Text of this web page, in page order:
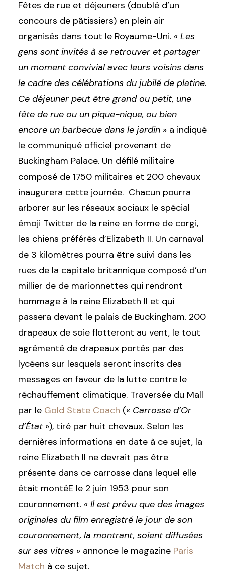
Fêtes de rue et déjeuners (doublé d’un
concours de pâtissiers) en plein air
organisés dans tout le Royaume-Uni. « Les
gens sont invités à se retrouver et partager
un moment convivial avec leurs voisins dans
le cadre des célébrations du jubilé de platine.
Ce déjeuner peut être grand ou petit, une
fête de rue ou un pique-nique, ou bien
encore un barbecue dans le jardin » a indiqué
le communiqué officiel provenant de
Buckingham Palace. Un défilé militaire
composé de 1750 militaires et 200 chevaux
inaugurera cette journée. Chacun pourra
arborer sur les réseaux sociaux le spécial
émoji Twitter de la reine en forme de corgi,
les chiens préférés d’Elizabeth II. Un carnaval
de 3 kilomètres pourra être suivi dans les
rues de la capitale britannique composé d’un
millier de de marionnettes qui rendront
hommage à la reine Elizabeth II et qui
passera devant le palais de Buckingham. 200
drapeaux de soie flotteront au vent, le tout
agrémenté de drapeaux portés par des
lycéens sur lesquels seront inscrits des
messages en faveur de la lutte contre le
réchauffement climatique. Traversée du Mall
par le Gold State Coach (« Carrosse d’Or
d’État »), tiré par huit chevaux. Selon les
dernières informations en date à ce sujet, la
reine Elizabeth II ne devrait pas être
présente dans ce carrosse dans lequel elle
était montéE le 2 juin 1953 pour son
couronnement. « Il est prévu que des images
originales du film enregistré le jour de son
couronnement, la montrant, soient diffusées
sur ses vitres » annonce le magazine Paris
Match à ce sujet.